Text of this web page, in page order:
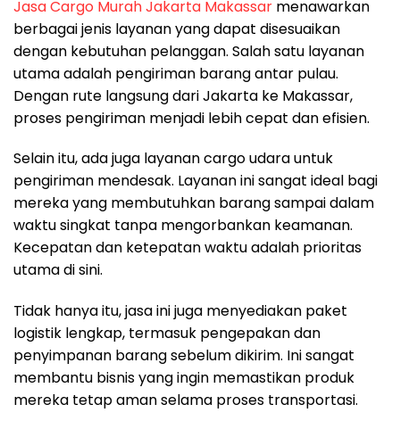
Jasa Cargo Murah Jakarta Makassar menawarkan
berbagai jenis layanan yang dapat disesuaikan
dengan kebutuhan pelanggan. Salah satu layanan
utama adalah pengiriman barang antar pulau.
Dengan rute langsung dari Jakarta ke Makassar,
proses pengiriman menjadi lebih cepat dan efisien.
Selain itu, ada juga layanan cargo udara untuk
pengiriman mendesak. Layanan ini sangat ideal bagi
mereka yang membutuhkan barang sampai dalam
waktu singkat tanpa mengorbankan keamanan.
Kecepatan dan ketepatan waktu adalah prioritas
utama di sini.
Tidak hanya itu, jasa ini juga menyediakan paket
logistik lengkap, termasuk pengepakan dan
penyimpanan barang sebelum dikirim. Ini sangat
membantu bisnis yang ingin memastikan produk
mereka tetap aman selama proses transportasi.